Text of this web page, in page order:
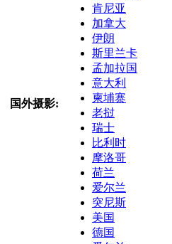
国外摄影:
肯尼亚
加拿大
伊朗
斯里兰卡
孟加拉国
意大利
柬埔寨
老挝
瑞士
比利时
摩洛哥
荷兰
爱尔兰
突尼斯
美国
德国